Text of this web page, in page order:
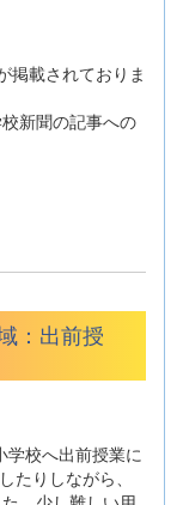
掲載されておりま
新聞の記事への
：出前授
学校へ出前授業に
たりしながら、